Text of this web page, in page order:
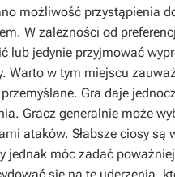
możliwość przystąpienia
W zależności od
lub jedynie przyjmować
Warto w tym miejscu
Gra daje
Gracz generalnie może
ataków. Słabsze ciosy są
jednak móc zadać